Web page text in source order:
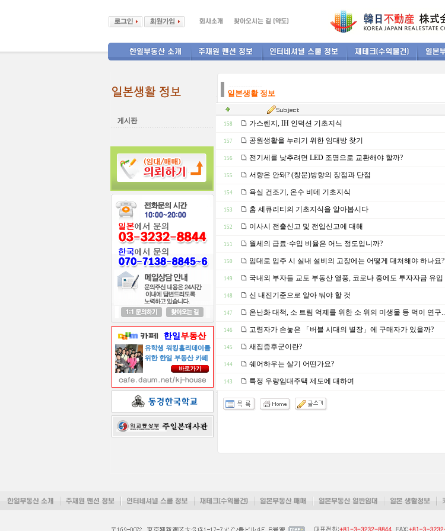
일본생활 정보
158 가스렌지, IH 인덕션 기초지식
157 공원생활을 누리기 위한 임대방 찾기
156 전기세를 낮추려면 LED 조명으로 교환해야 할까?
155 서향은 안돼? (창문)방향의 장점과 단점
154 욕실 건조기, 온수 비데 기초지식
153 홈 세큐리티의 기초지식을 알아봅시다
152 이사시 전출신고 및 전입신고에 대해
151 월세의 급료·수입 비율은 어느 정도입니까?
150 임대로 입주 시 실내 설비의 고장에는 어떻게 대처해야 하나요?
149 국내외 부자들 교토 부동산 열풍, 코로나 중에도 투자자금 유입
148 신 내진기준으로 알아 둬야 할 것
147 온난화 대책, 소 트림 억제를 위한 소 위의 미생물 등 먹이 연구..
146 고령자가 손놓은 「버블 시대의 별장」에 구매자가 있을까?
145 새집증후군이란?
144 쉐어하우는 살기 어떤가요?
143 특정 우량임대주택 제도에 대하여